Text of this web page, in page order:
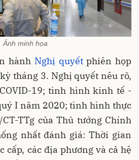
Ảnh minh họa
hành Nghị quyếtphiên họp
tháng 3. Nghị quyết nêu rõ,
19; tình hình kinh tế -
I năm 2020; tình hình thực
TTg của Thủ tướng Chính
nhất đánh giá: Thời gian
cấp, các địa phương và cả hệ